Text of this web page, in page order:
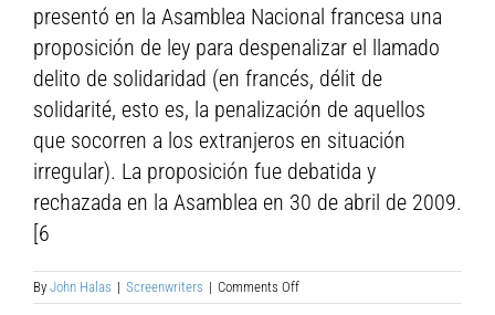
presentó en la Asamblea Nacional francesa una
proposición de ley para despenalizar el llamado
delito de solidaridad (en francés, délit de
solidarité, esto es, la penalización de aquellos
que socorren a los extranjeros en situación
irregular). La proposición fue debatida y
rechazada en la Asamblea en 30 de abril de 2009.
[6
By John Halas | Screenwriters | Comments Offon
Philippe